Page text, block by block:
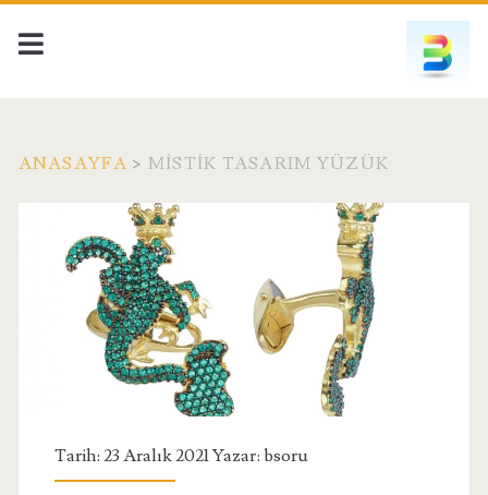
ANASAYFA > MISTIK TASARIM YÜZÜK
Etiket:
<span>mistik
tasarım
yüzük</span>
Tarih: 23 Aralık 2021 Yazar: bsoru